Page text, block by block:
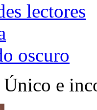
lectores
oscuro
Único e